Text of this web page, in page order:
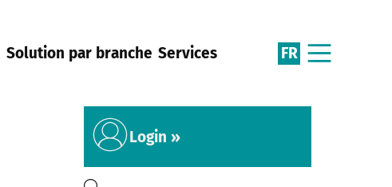
Solution par branche Services FR
Login »